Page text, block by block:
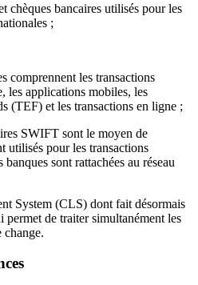
chèques bancaires utilisés pour les
;
comprennent les transactions
les applications mobiles, les
(TEF) et les transactions en ligne ;
SWIFT sont le moyen de
utilisés pour les transactions
sont rattachées au réseau
System (CLS) dont fait désormais
de traiter simultanément les
change.